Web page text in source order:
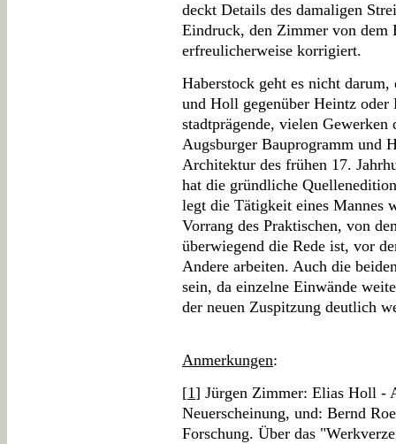
deckt Details des damaligen
Eindruck, den Zimmer von dem
erfreulicherweise korrigiert.
Haberstock geht es nicht
und Holl gegenüber Heintz oder
stadtprägende, vielen
Augsburger Bauprogramm und
Architektur des frühen 17.
hat die gründliche
legt die Tätigkeit eines Mannes
Vorrang des Praktischen, von
überwiegend die Rede ist, vor
Andere arbeiten. Auch die
sein, da einzelne Einwände
der neuen Zuspitzung deutlich
Anmerkungen:
[1] Jürgen Zimmer: Elias Holl -
Neuerscheinung, und: Bernd
Forschung. Über das